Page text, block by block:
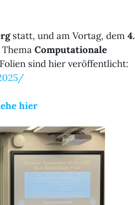
statt, und am Vortag, dem 4.
Computationale
sind hier veröffentlicht:
hier